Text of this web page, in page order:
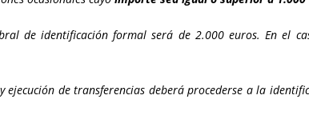
de identificación formal será de 2.000 euros. En el
ejecución de transferencias deberá procederse a la